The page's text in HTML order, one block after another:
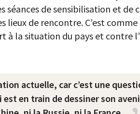
séances de sensibilisation et de
de rencontre. C’est comme
la situation du pays et contre
actuelle, car c’est une
en train de dessiner son